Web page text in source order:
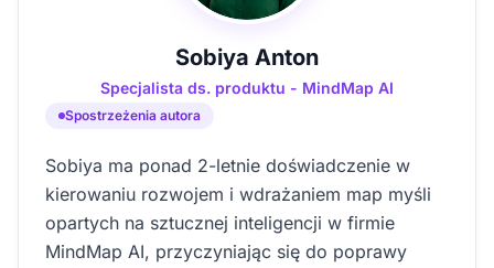
Sobiya Anton
Specjalista ds. produktu - MindMap AI
Spostrzeżenia autora
Sobiya ma ponad 2-letnie doświadczenie w
kierowaniu rozwojem i wdrażaniem map myśli
opartych na sztucznej inteligencji w firmie
MindMap AI, przyczyniając się do poprawy